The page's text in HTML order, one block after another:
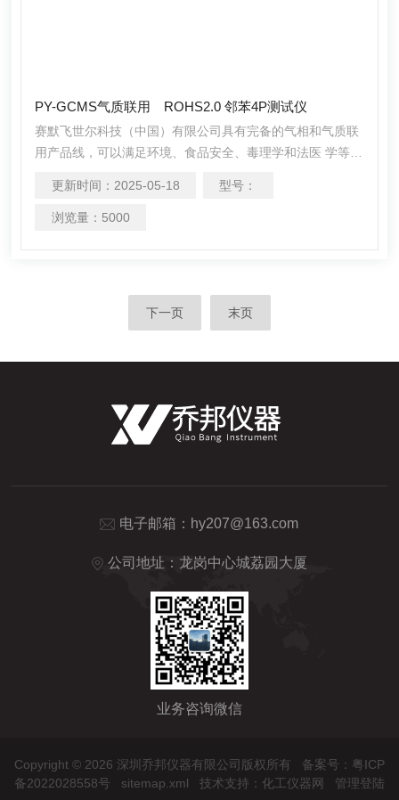
PY-GCMS气质联用 ROHS2.0 邻苯4P测试仪
赛默飞世尔科技（中国）有限公司具有完备的气相和气质联
用产品线，可以满足环境、食品安全、毒理学和法医 学等领
的GC/GCMS 系统，灵敏稳健，快速易用，随 时准备迎接实
验中的各类挑战，帮您解决复杂的分析问题，极大提高实验
更新时间： 2025-05-18 型号：
浏览量： 5000
下一页 末页
电子邮箱： hy207@163.com
公司地址：龙岗中心城荔园大厦
业务咨询微信
Copyright © 2026 深圳乔邦仪器有限公司版权所有 备案号：粤ICP
备2022028558号
sitemap.xml 技术支持： 化工仪器网 管理登陆